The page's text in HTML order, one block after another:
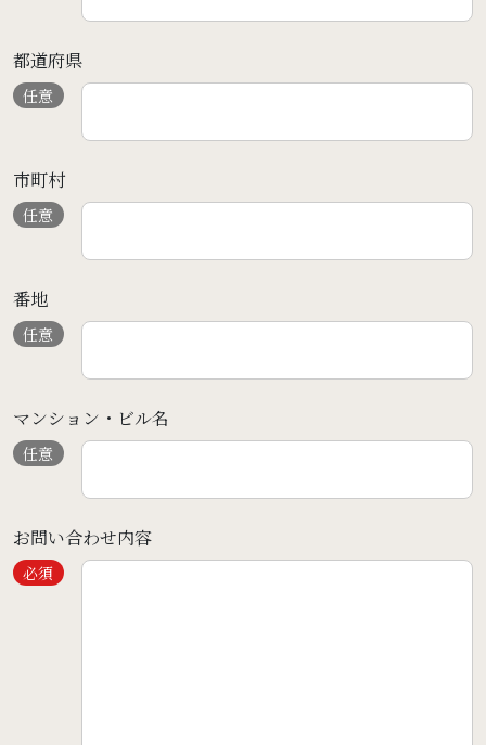
都道府県
任意
市町村
任意
番地
任意
マンション・ビル名
任意
お問い合わせ内容
必須